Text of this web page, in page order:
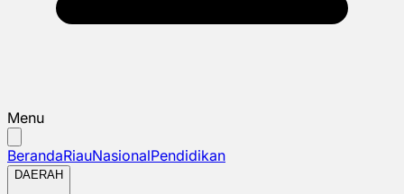
Menu
BerandaRiauNasionalPendidikan
DAERAH